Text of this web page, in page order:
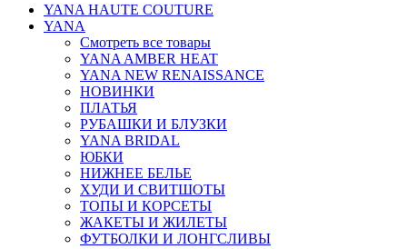
YANA HAUTE COUTURE
YANA
Смотреть все товары
YANA AMBER HEAT
YANA NEW RENAISSANCE
НОВИНКИ
ПЛАТЬЯ
РУБАШКИ И БЛУЗКИ
YANA BRIDAL
ЮБКИ
НИЖНЕЕ БЕЛЬЕ
ХУДИ И СВИТШОТЫ
ТОПЫ И КОРСЕТЫ
ЖАКЕТЫ И ЖИЛЕТЫ
ФУТБОЛКИ И ЛОНГСЛИВЫ